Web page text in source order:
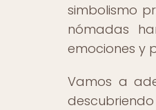
simbolismo
nómadas
emociones y
Vamos a